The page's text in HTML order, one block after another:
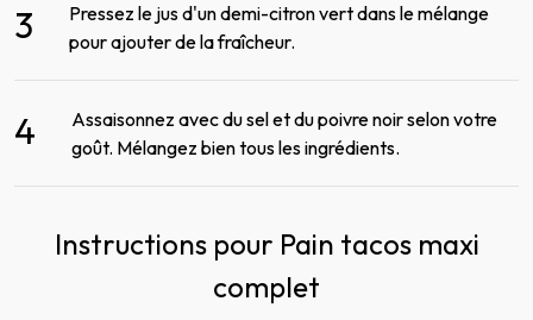
3
Pressez le jus d'un demi-citron vert dans le mélange
pour ajouter de la fraîcheur.
4
Assaisonnez avec du sel et du poivre noir selon votre
goût. Mélangez bien tous les ingrédients.
Instructions pour Pain tacos maxi
complet